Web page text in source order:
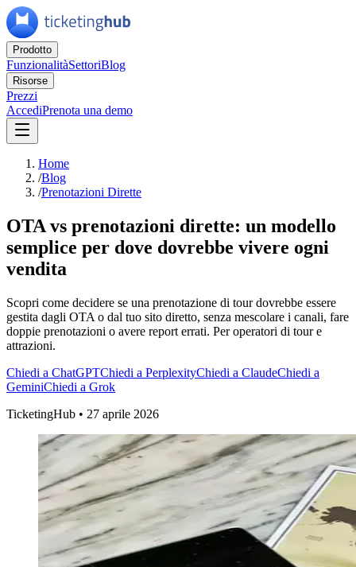
Prodotto
FunzionalitàSettoriBlog
Risorse
Prezzi
AccediPrenota una demo
Home
/Blog
/Prenotazioni Dirette
OTA vs prenotazioni dirette: un modello
semplice per dove dovrebbe vivere ogni
vendita
Scopri come decidere se una prenotazione di tour dovrebbe essere
gestita dagli OTA o dal tuo sito diretto, senza mescolare i canali, fare
doppie prenotazioni o avere report errati. Per operatori di tour e
attrazioni.
Chiedi a ChatGPTChiedi a PerplexityChiedi a ClaudeChiedi a
GeminiChiedi a Grok
TicketingHub • 27 aprile 2026